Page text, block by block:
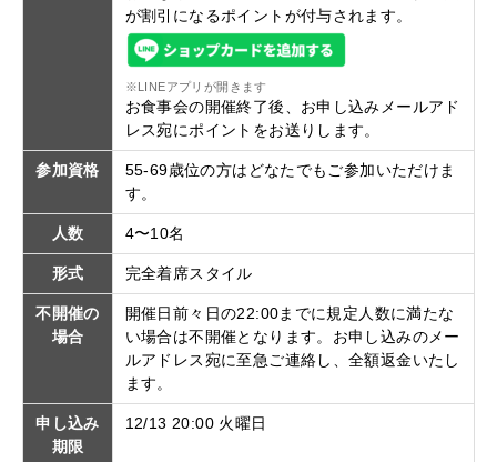
が割引になるポイントが付与されます。
※LINEアプリが開きます
お食事会の開催終了後、お申し込みメールアド
レス宛にポイントをお送りします。
参加資格
55-69歳位の方はどなたでもご参加いただけま
す。
人数 4〜10名
形式 完全着席スタイル
不開催の
場合
開催日前々日の22:00までに規定人数に満たな
い場合は不開催となります。お申し込みのメー
ルアドレス宛に至急ご連絡し、全額返金いたし
ます。
申し込み
期限
12/13 20:00 火曜日